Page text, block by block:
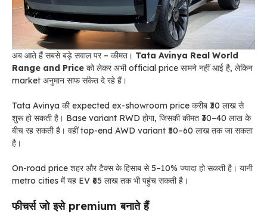
अब आते हैं सबसे बड़े सवाल पर – कीमत। Tata Avinya Real World
Range and Price को लेकर अभी official price सामने नहीं आई है, लेकिन
market अनुमान साफ संकेत दे रहे हैं।
Tata Avinya की expected ex-showroom price करीब ₹30 लाख से
शुरू हो सकती है। Base variant RWD होगा, जिसकी कीमत ₹30–40 लाख के
बीच रह सकती है। वहीं top-end AWD variant ₹50–60 लाख तक जा सकता
है।
On-road price शहर और टैक्स के हिसाब से 5–10% ज्यादा हो सकती है। यानी
metro cities में यह EV ₹65 लाख तक भी पहुंच सकती है।
फीचर्स जो इसे premium बनाते हैं